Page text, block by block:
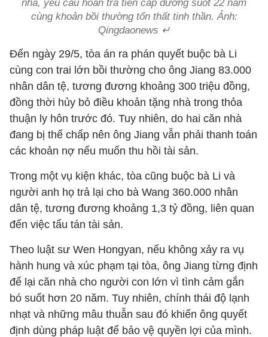
nhà, yêu cầu hoàn trả tiền cấp dưỡng suốt 22 năm
cùng khoản bồi thường tổn thất tinh thần. Ảnh:
Qingdaonews ↵
Đến ngày 29/5, tòa án ra phán quyết buộc bà Li
cùng con trai lớn bồi thường cho ông Jiang 83.000
nhân dân tệ, tương đương khoảng 300 triệu đồng,
đồng thời hủy bỏ điều khoản tặng nhà trong thỏa
thuận ly hôn trước đó. Tuy nhiên, do hai căn nhà
đang bị thế chấp nên ông Jiang vẫn phải thanh toán
các khoản nợ nếu muốn thu hồi tài sản.
Trong một vụ kiện khác, tòa cũng buộc bà Li và
người anh họ trả lại cho bà Wang 360.000 nhân
dân tệ, tương đương khoảng 1,3 tỷ đồng, liên quan
đến việc tẩu tán tài sản.
Theo luật sư Wen Hongyan, nếu không xảy ra vụ
hành hung và xúc phạm tại tòa, ông Jiang từng định
để lại căn nhà cho người con lớn vì tình cảm gắn
bó suốt hơn 20 năm. Tuy nhiên, chính thái độ lạnh
nhạt và những mâu thuẫn sau đó khiến ông quyết
định dùng pháp luật để bảo vệ quyền lợi của mình.